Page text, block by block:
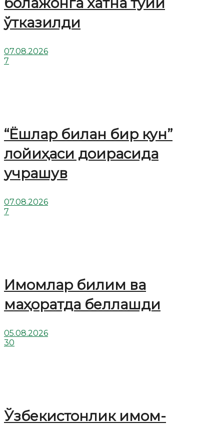
ўтказилди
07.08.2026
7
“Ёшлар билан бир кун”
лойиҳаси доирасида
учрашув
07.08.2026
7
Имомлар билим ва
маҳоратда беллашди
05.08.2026
30
Ўзбекистонлик имом-